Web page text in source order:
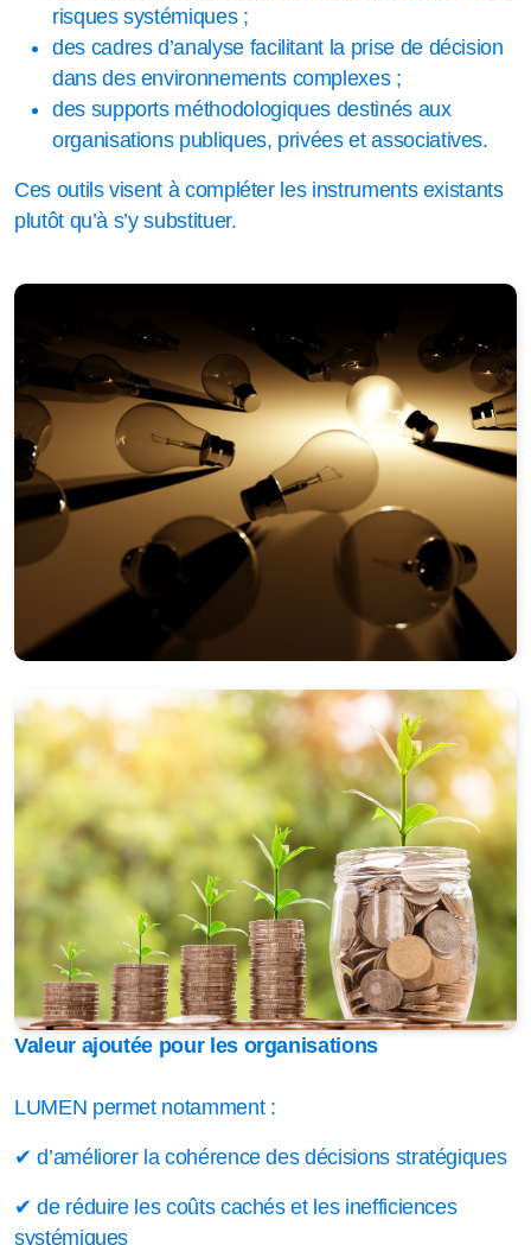
risques systémiques ;
des cadres d’analyse facilitant la prise de décision
dans des environnements complexes ;
des supports méthodologiques destinés aux
organisations publiques, privées et associatives.
Ces outils visent à compléter les instruments existants
plutôt qu’à s’y substituer.
Valeur ajoutée pour les organisations
LUMEN permet notamment :
✔ d’améliorer la cohérence des décisions stratégiques
✔ de réduire les coûts cachés et les inefficiences
systémiques